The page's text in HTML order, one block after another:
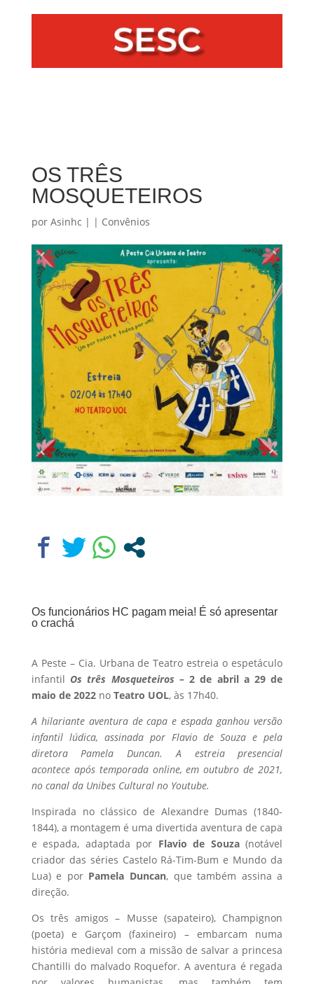
OS TRÊS
MOSQUETEIROS
por Asinhc | | Convênios
Os funcionários HC pagam meia! É só apresentar
o crachá
A Peste – Cia. Urbana de Teatro estreia o espetáculo
infantil Os três Mosqueteiros –2 de abril a 29 de
maio de 2022no Teatro UOL, às 17h40.
A hilariante aventura de capa e espadaganhou versão
infantil lúdica, assinada por Flavio de Souza e pela
diretora Pamela Duncan.
A estreia presencial
acontece após temporada online, em outubro de 2021,
no canal da Unibes Cultural no Youtube.
Inspirada no clássico de Alexandre Dumas (1840-
1844), a montagem é uma divertida aventura de capa
e espada, adaptada por Flavio de Souza(notável
criador das séries Castelo Rá-Tim-Bum e Mundo da
Lua) e porPamela Duncan, que também assina a
direção.
Os três amigos – Musse (sapateiro), Champignon
(poeta) e Garçom (faxineiro) – embarcam numa
história medieval com a missão de salvar a princesa
Chantilli do malvado Roquefor. A aventura é regada